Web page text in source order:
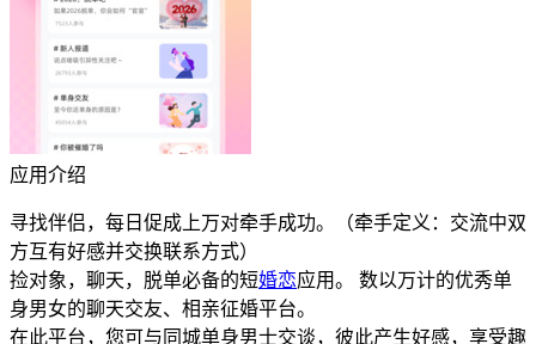
应用介绍
寻找伴侣，每日促成上万对牵手成功。（牵手定义：交流中双
方互有好感并交换联系方式）
捡对象，聊天，脱单必备的短婚恋应用。 数以万计的优秀单
身男女的聊天交友、相亲征婚平台。
在此平台，您可与同城单身男士交谈，彼此产生好感，享受趣